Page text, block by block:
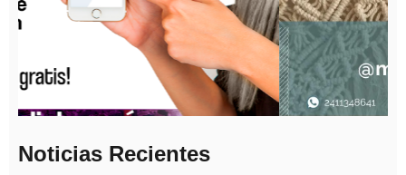
Noticias Recientes